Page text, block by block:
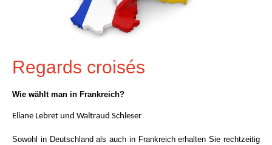
Regards croisés
Wie wählt man in Frankreich?
Eliane Lebret und Waltraud Schleser
Sowohl in Deutschland als auch in Frankreich erhalten Sie rechtzeitig